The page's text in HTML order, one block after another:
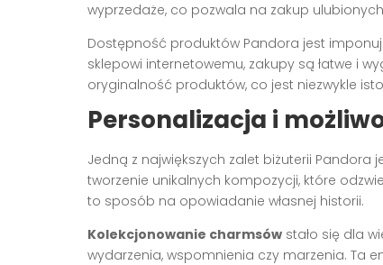
wyprzedaże, co pozwala na zakup
Dostępność produktów Pandora jest
sklepowi internetowemu, zakupy są łatwe i
oryginalność produktów, co jest niezwykle
Personalizacja i
Jedną z największych zalet biżuterii
tworzenie unikalnych kompozycji, które
to sposób na opowiadanie własnej historii.
Kolekcjonowanie charmsów stało się dla
wydarzenia, wspomnienia czy marzenia. Ta